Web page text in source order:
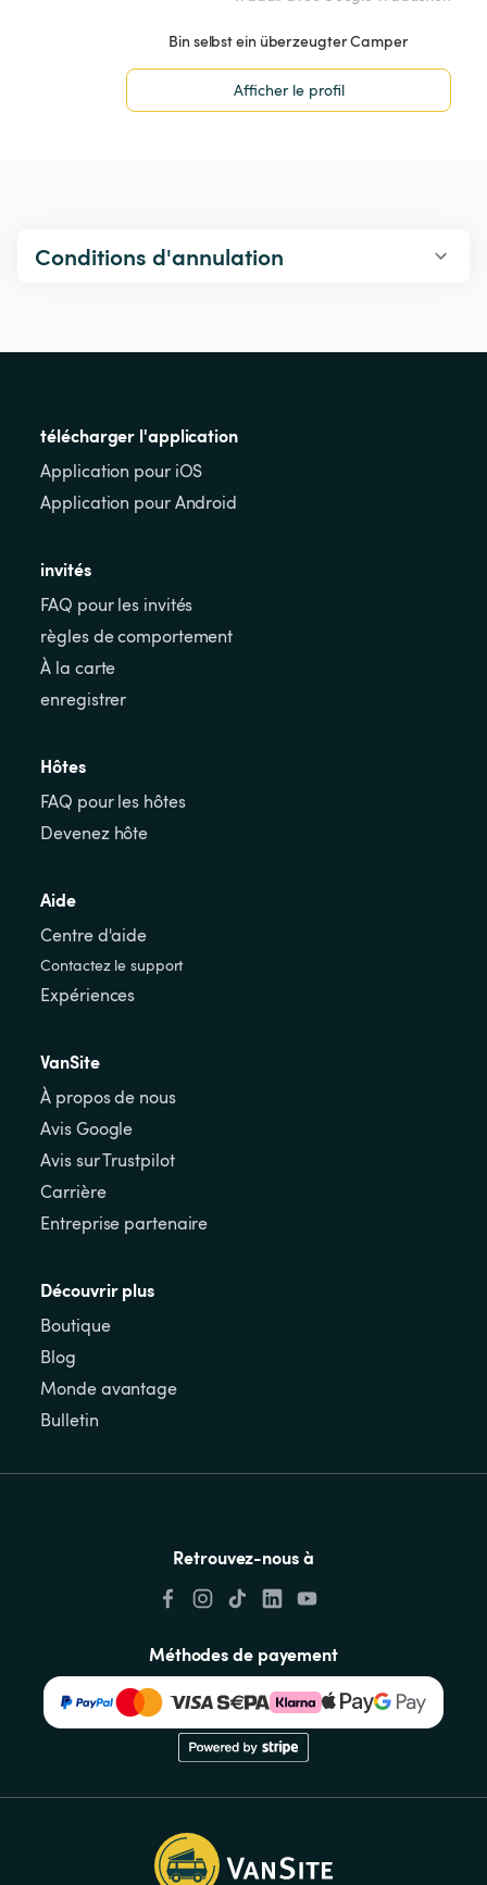
Bin selbst ein überzeugter Camper
Afficher le profil
Conditions d'annulation
télécharger l'application
Application pour iOS
Application pour Android
invités
FAQ pour les invités
règles de comportement
À la carte
enregistrer
Hôtes
FAQ pour les hôtes
Devenez hôte
Aide
Centre d'aide
Contactez le support
Expériences
VanSite
À propos de nous
Avis Google
Avis sur Trustpilot
Carrière
Entreprise partenaire
Découvrir plus
Boutique
Blog
Monde avantage
Bulletin
Retrouvez-nous à
Méthodes de payement